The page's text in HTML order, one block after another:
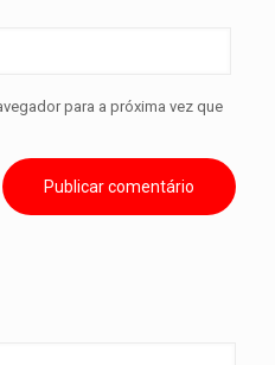
para a próxima vez que